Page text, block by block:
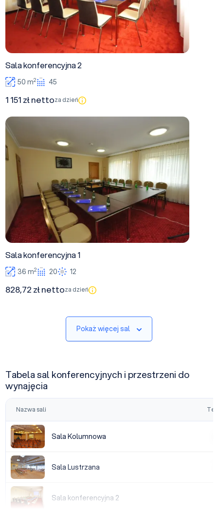
Sala konferencyjna 2
50 m2 45
1 151 zł nettoza dzień
Sala konferencyjna 1
36 m2 20 12
828,72 zł nettoza dzień
Pokaż więcej sal
Tabela sal konferencyjnych i przestrzeni do
wynajęcia
Nazwa sali
Sala Kolumnowa
Sala Kolumnowa
Sala Lustrzana
Sala Lustrzana
Sala konferencyjna 2
Sala konferencyjna 2